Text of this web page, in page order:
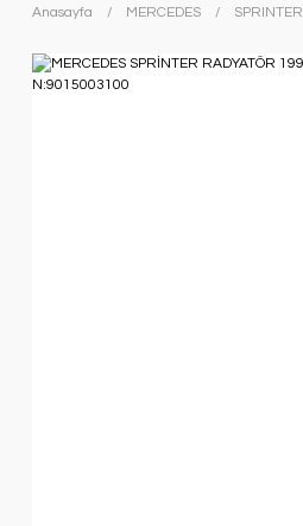
Anasayfa MERCEDES SPRINTER